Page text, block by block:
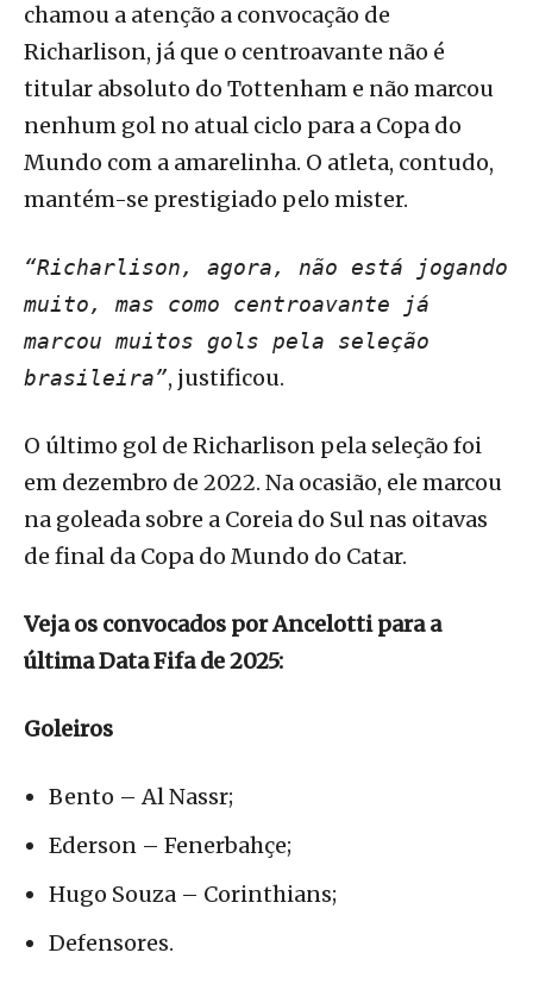
chamou a atenção a convocação de
Richarlison, já que o centroavante não é
titular absoluto do Tottenham e não marcou
nenhum gol no atual ciclo para a Copa do
Mundo com a amarelinha. O atleta, contudo,
mantém-se prestigiado pelo mister.
“Richarlison, agora, não está jogando
muito, mas como centroavante já
marcou muitos gols pela seleção
brasileira”, justificou.
O último gol de Richarlison pela seleção foi
em dezembro de 2022. Na ocasião, ele marcou
na goleada sobre a Coreia do Sul nas oitavas
de final da Copa do Mundo do Catar.
Veja os convocados por Ancelotti para a
última Data Fifa de 2025:
Goleiros
Bento – Al Nassr;
Ederson – Fenerbahçe;
Hugo Souza – Corinthians;
Defensores.